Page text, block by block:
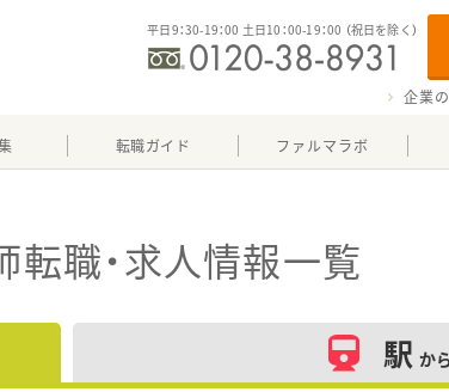
平日9：30-19：00 土日10：00-19：00 （祝日を除く）
企業
転職ガイド ファルマラボ
転職・求人情報一覧
駅 か